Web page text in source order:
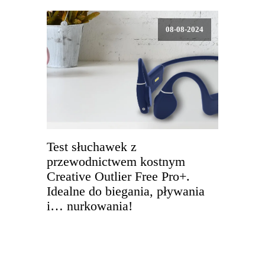
08-08-2024
Test słuchawek z
przewodnictwem kostnym
Creative Outlier Free Pro+.
Idealne do biegania, pływania
i… nurkowania!